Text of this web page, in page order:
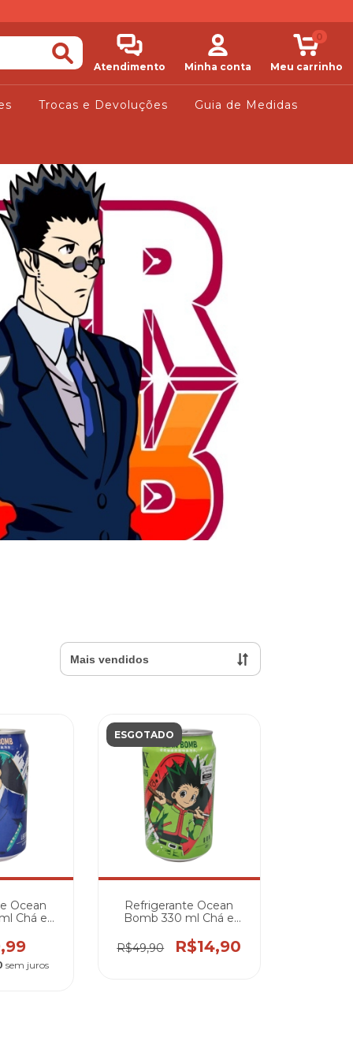
Atendimento Minha conta Meu carrinho
0
Trocas e Devoluções Guia de Medidas
Ocean
Chá e
sem juros
ESGOTADO
Refrigerante Ocean
Bomb 330 ml Chá e
- Gon
R$49,90 R$14,90